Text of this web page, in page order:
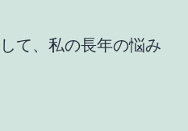
て、私の長年の悩み